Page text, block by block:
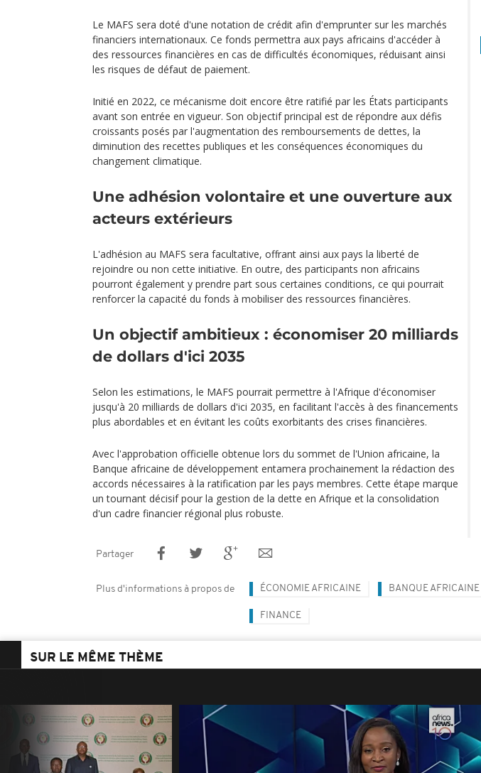
Le MAFS sera doté d'une notation de crédit afin d'emprunter sur les marchés
financiers internationaux. Ce fonds permettra aux pays africains d'accéder à
des ressources financières en cas de difficultés économiques, réduisant ainsi
les risques de défaut de paiement.
Initié en 2022, ce mécanisme doit encore être ratifié par les États participants
avant son entrée en vigueur. Son objectif principal est de répondre aux défis
croissants posés par l'augmentation des remboursements de dettes, la
diminution des recettes publiques et les conséquences économiques du
changement climatique.
Une adhésion volontaire et une ouverture aux
acteurs extérieurs
L'adhésion au MAFS sera facultative, offrant ainsi aux pays la liberté de
rejoindre ou non cette initiative. En outre, des participants non africains
pourront également y prendre part sous certaines conditions, ce qui pourrait
renforcer la capacité du fonds à mobiliser des ressources financières.
Un objectif ambitieux : économiser 20 milliards
de dollars d'ici 2035
Selon les estimations, le MAFS pourrait permettre à l'Afrique d'économiser
jusqu'à 20 milliards de dollars d'ici 2035, en facilitant l'accès à des financements
plus abordables et en évitant les coûts exorbitants des crises financières.
Avec l'approbation officielle obtenue lors du sommet de l'Union africaine, la
Banque africaine de développement entamera prochainement la rédaction des
accords nécessaires à la ratification par les pays membres. Cette étape marque
un tournant décisif pour la gestion de la dette en Afrique et la consolidation
d'un cadre financier régional plus robuste.
Partager
Plus d'informations à propos de ÉCONOMIE AFRICAINE BANQUE
FINANCE
SUR LE MÊME THÈME